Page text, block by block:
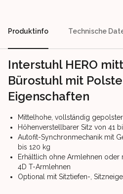
Produktinfo Technische
Interstuhl HERO
Bürostuhl mit
Eigenschaften
Mittelhohe, vollständig
Höhenverstellbarer Sitz von 41
Autofit-Synchronmechanik mit
bis 120 kg
Erhältlich ohne Armlehnen
4D T-Armlehnen
Optional mit Sitztiefen-,